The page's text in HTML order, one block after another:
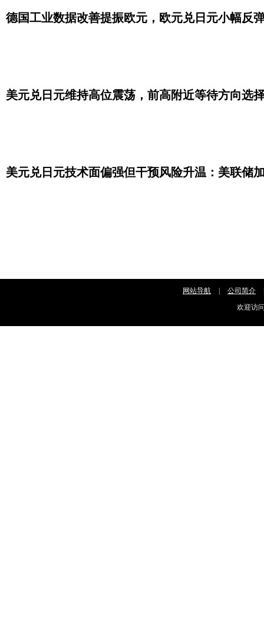
德国工业数据改善提振欧元，欧元兑日元小幅反
美元兑日元维持高位震荡，前高附近等待方向选
美元兑日元技术面偏强但干预风险升温：美联储
网站导航 公司简介
欢迎访